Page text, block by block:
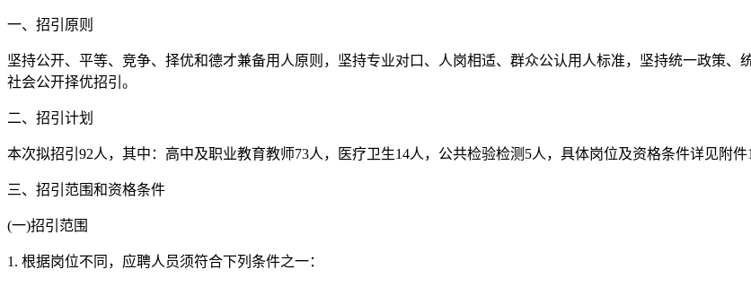
一、招引原则
坚持公开、平等、竞争、择优和德才兼备用人原则，坚持专业对口、人岗相适、群众公认用人标准，坚持统一政策
社会公开择优招引。
二、招引计划
本次拟招引92人，其中：高中及职业教育教师73人，医疗卫生14人，公共检验检测5人，具体岗位及资格条件详见附件1
三、招引范围和资格条件
(一)招引范围
1. 根据岗位不同，应聘人员须符合下列条件之一：